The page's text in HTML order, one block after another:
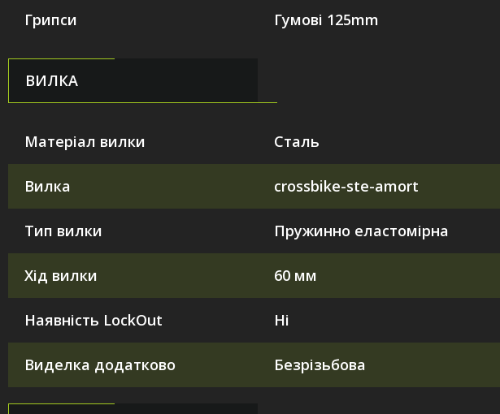
Грипси Гумові 125mm
ВИЛКА
Матеріал вилки Сталь
Вилка crossbike-ste-amort
Тип вилки Пружинно еластомірна
Хід вилки 60 мм
Наявність LockOut Ні
Виделка додатково Безрізьбова